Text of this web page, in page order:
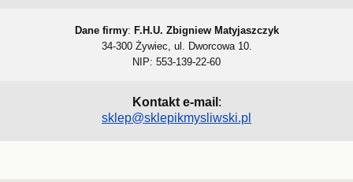
Dane firmy: F.H.U. Zbigniew Matyjaszczyk
34-300 Żywiec, ul. Dworcowa 10.
NIP: 553-139-22-60
Kontakt e-mail :
sklep@sklepikmysliwski.pl